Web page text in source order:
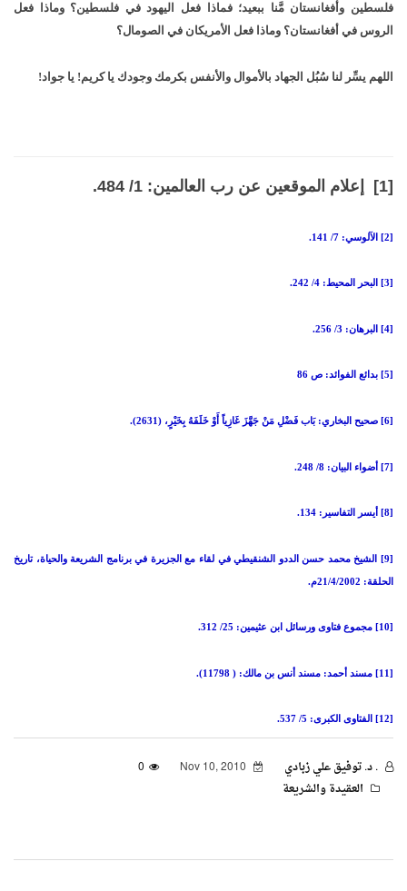
فلسطين وأفغانستان مَّنا ببعيد؛ فماذا فعل اليهود في فلسطين؟ وماذا فعل
الروس في أفغانستان؟ وماذا فعل الأمريكان في الصومال؟
اللهم يسِّر لنا سُبُل الجهاد بالأموال والأنفس بكرمك وجودك يا كريم! يا جواد!
[1] إعلام الموقعين عن رب العالمين: 1/ 484.
[2] الآلوسي: 7/ 141.
[3] البحر المحيط: 4/ 242.
[4] البرهان: 3/ 256.
[5] بدائع الفوائد: ص 86
[6] صحيح البخاري: بَاب فَضْلِ مَنْ جَهَّزَ غَازِياً أَوْ خَلَفَهُ بِخَيْرٍ، (2631).
[7] أضواء البيان: 8/ 248.
[8] أيسر التفاسير: 134.
[9] الشيخ محمد حسن الددو الشنقيطي في لقاء مع الجزيرة في برنامج الشريعة والحياة، تاريخ
الحلقة: 21/4/2002م.
[10] مجموع فتاوى ورسائل ابن عثيمين: 25/ 312.
[11] مسند أحمد: مسند أنس بن مالك: ( 11798).
. د. توفيق علي زبادي
0
العقيدة والشريعة